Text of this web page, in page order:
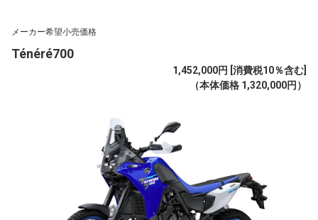
メーカー希望小売価格
Ténéré700
1,452,000円 [消費税10％含む]
（本体価格 1,320,000円）